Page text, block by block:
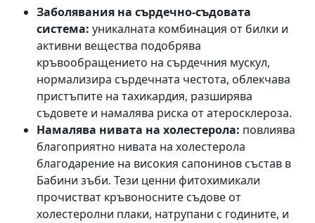
Заболявания на сърдечно-съдовата
система: уникалната комбинация от билки и
активни вещества подобрява
кръвообращението на сърдечния мускул,
нормализира сърдечната честота, облекчава
пристъпите на тахикардия, разширява
съдовете и намалява риска от атеросклероза.
Намалява нивата на холестерола: повлиява
благоприятно нивата на холестерола
благодарение на високия сапонинов състав в
Бабини зъби. Тези ценни фитохимикали
прочистват кръвоносните съдове от
холестеролни плаки, натрупани с годините, и